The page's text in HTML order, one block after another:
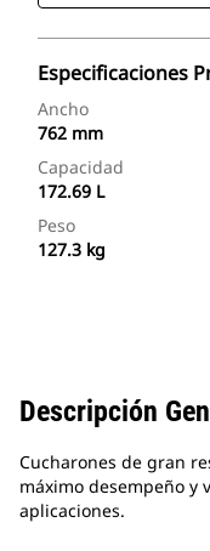
Especificaciones
Ancho
762 mm
Capacidad
172.69 L
Peso
127.3 kg
Descripción
Cucharones de gran
máximo desempeño y
aplicaciones.